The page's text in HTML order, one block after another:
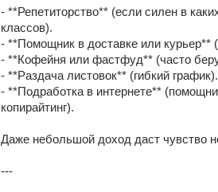
- **Репетиторство** (если силен в
классов).
- **Помощник в доставке или курьер**
- **Кофейня или фастфуд** (часто
- **Раздача листовок** (гибкий график).
- **Подработка в интернете**
копирайтинг).
Даже небольшой доход даст чувство
---